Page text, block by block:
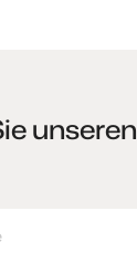
unseren